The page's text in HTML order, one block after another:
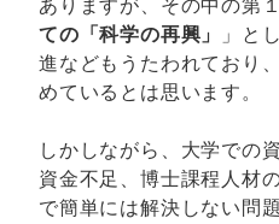
ありますが、その中の第
ての「科学の再興」
」と
進などもうたわれており
めているとは思います。
しかしながら、大学での
資金不足、博士課程人材
で簡単には解決しない問